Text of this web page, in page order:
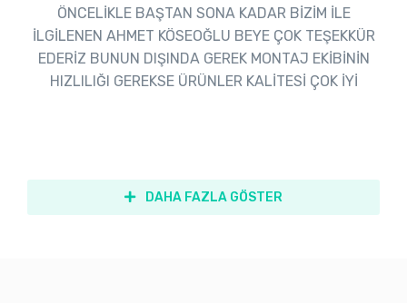
ÖNCELİKLE BAŞTAN SONA KADAR BİZİM İLE
İLGİLENEN AHMET KÖSEOĞLU BEYE ÇOK TEŞEKKÜR
EDERİZ BUNUN DIŞINDA GEREK MONTAJ EKİBİNİN
HIZLILIĞI GEREKSE ÜRÜNLER KALİTESİ ÇOK İYİ
DAHA FAZLA GÖSTER